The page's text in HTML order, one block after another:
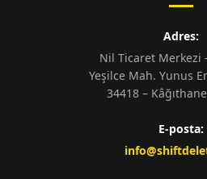
Adres:
Nil Ticaret Merkezi
Yeşilce Mah. Yunus
34418 –
E-posta: